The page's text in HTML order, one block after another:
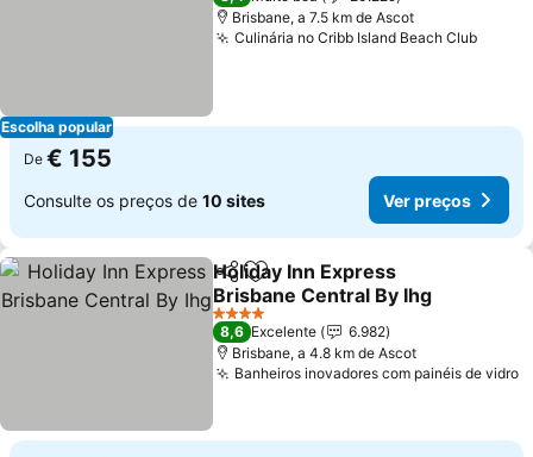
Escolha popular
Brisbane, a 7.5 km de Ascot
Culinária no Cribb Island Beach Club
De € 155
Consulte os preços de 10 sites Ver preços
PartilharAdicionar aos favoritos
Holiday Inn Express
Brisbane Central By Ihg
4 Estrelas
8,6 Excelente
6.982
Brisbane, a 4.8 km de Ascot
Banheiros inovadores com painéis de vidro